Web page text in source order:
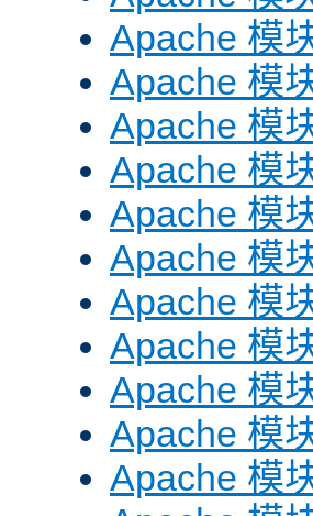
Apache 模
Apache 模
Apache 模
Apache 模
Apache 模
Apache 模
Apache 模
Apache 模
Apache 模
Apache 模
Apache 模